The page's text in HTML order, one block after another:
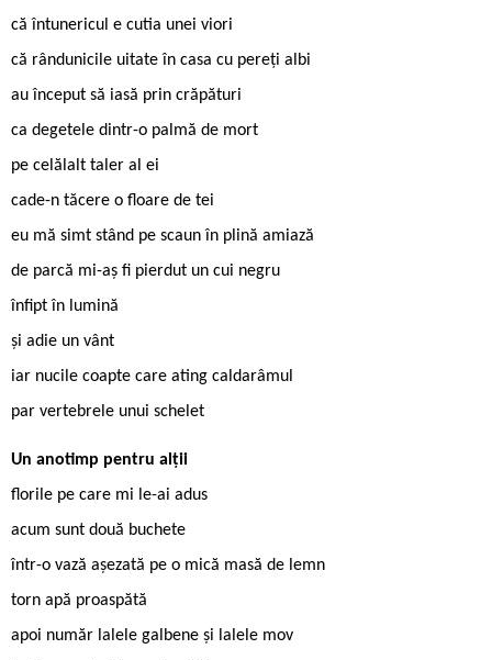
că întunericul e cutia unei viori
că rândunicile uitate în casa cu pereți albi
au început să iasă prin crăpături
ca degetele dintr-o palmă de mort
pe celălalt taler al ei
cade-n tăcere o floare de tei
eu mă simt stând pe scaun în plină amiază
de parcă mi-aș fi pierdut un cui negru
înfipt în lumină
și adie un vânt
iar nucile coapte care ating caldarâmul
par vertebrele unui schelet
Un anotimp pentru alții
florile pe care mi le-ai adus
acum sunt două buchete
într-o vază așezată pe o mică masă de lemn
torn apă proaspătă
apoi număr lalele galbene și lalele mov